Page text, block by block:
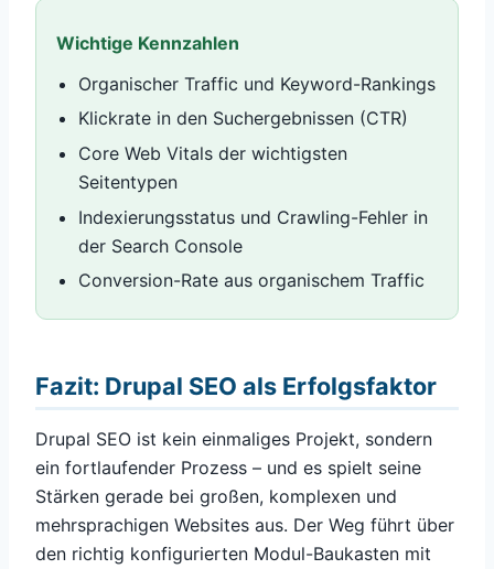
Wichtige Kennzahlen
Organischer Traffic und Keyword-Rankings
Klickrate in den Suchergebnissen (CTR)
Core Web Vitals der wichtigsten
Seitentypen
Indexierungsstatus und Crawling-Fehler in
der Search Console
Conversion-Rate aus organischem Traffic
Fazit: Drupal SEO als Erfolgsfaktor
Drupal SEO ist kein einmaliges Projekt, sondern
ein fortlaufender Prozess – und es spielt seine
Stärken gerade bei großen, komplexen und
mehrsprachigen Websites aus. Der Weg führt über
den richtig konfigurierten Modul-Baukasten mit